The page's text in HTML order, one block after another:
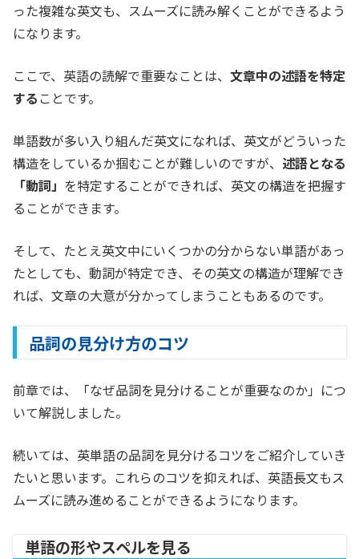
った複雑な英文も、スムーズに読み解くことができるよう
になります。
ここで、英語の読解で重要なことは、 文章中の述語を特定
する ことです。
単語数が多い入り組んだ英文になれば、英文がどういった
構造をしているか掴むことが難しいのですが、 述語となる
「動詞」 を特定することができれば、英文の構造を把握す
ることができます。
そして、たとえ英文中にいくつかの分からない単語があっ
たとしても、動詞が特定でき、その英文の構造が理解でき
れば、文章の大意が分かってしまうこともあるのです。
品詞の見分け方のコツ
前章では、「なぜ品詞を見分けることが重要なのか」につ
いて解説しました。
続いては、英単語の品詞を見分けるコツをご紹介していき
たいと思います。これらのコツを抑えれば、英語長文もス
ムーズに読み進めることができるようになります。
単語の形やスペルを見る